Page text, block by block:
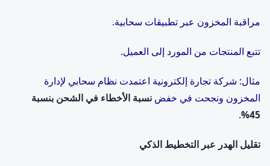
مراقبة المخزون عبر تطبيقات سحابية.
تتبع المنتجات من المورد إلى العميل.
مثال: شركة تجارة إلكترونية اعتمدت نظام سحابي لإدارة
المخزون ونجحت في خفض نسبة الأخطاء في الشحن بنسبة
45
%
.
تقليل الهدر عبر التخطيط الذكي